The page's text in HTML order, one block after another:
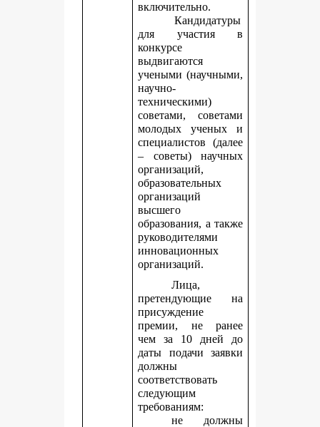
включительно.
Кандидатуры
для участия в
конкурсе
выдвигаются
учеными (научными,
научно-
техническими)
советами, советами
молодых ученых и
специалистов (далее
– советы) научных
организаций,
образовательных
организаций
высшего
образования, а также
руководителями
инновационных
организаций.
Лица,
претендующие на
присуждение
премии, не ранее
чем за 10 дней до
даты подачи заявки
должны
соответствовать
следующим
требованиям:
не должны